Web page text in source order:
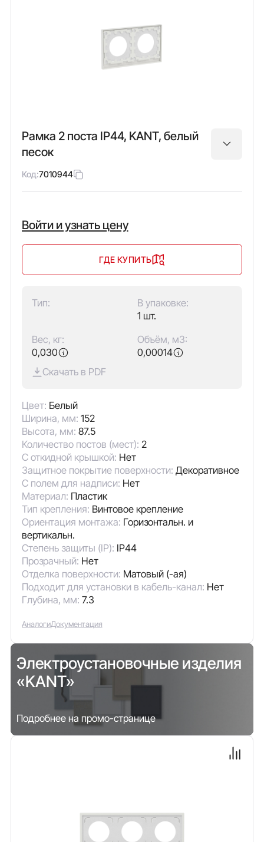
Рамка 2 поста IP44, KANT, белый
песок
Код:7010944
Войти и узнать цену
ГДЕ КУПИТЬ
Тип:
В упаковке:
1 шт.
Вес, кг:
0,030
Объём, м3:
0,00014
Скачать в PDF
Цвет: Белый
Ширина, мм: 152
Высота, мм: 87.5
Количество постов (мест): 2
С откидной крышкой: Нет
Защитное покрытие поверхности: Декоративное
С полем для надписи: Нет
Материал: Пластик
Тип крепления: Винтовое крепление
Ориентация монтажа: Горизонтальн. и
вертикальн.
Степень защиты (IP): IP44
Прозрачный: Нет
Отделка поверхности: Матовый (-ая)
Подходит для установки в кабель-канал: Нет
Глубина, мм: 7.3
АналогиДокументация
Электроустановочные изделия
«KANT»
Подробнее на промо-странице